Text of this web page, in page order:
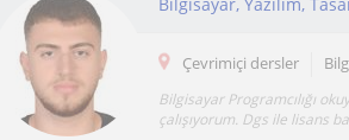
Çevrimiçi dersler
Bilgisayar Programcılığı
çalışıyorum. Dgs ile lisans